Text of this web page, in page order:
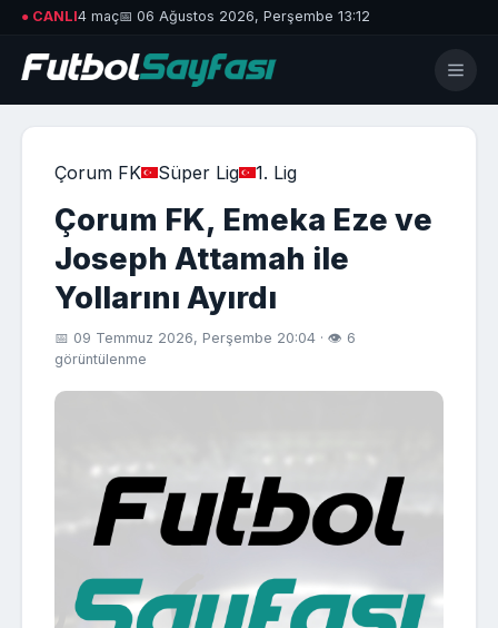
● CANLI4 maç📅 06 Ağustos 2026, Perşembe 13:12
Çorum FK Süper Lig 1. Lig
Çorum FK, Emeka Eze ve
Joseph Attamah ile
Yollarını Ayırdı
📅 09 Temmuz 2026, Perşembe 20:04 · 👁 6
görüntülenme